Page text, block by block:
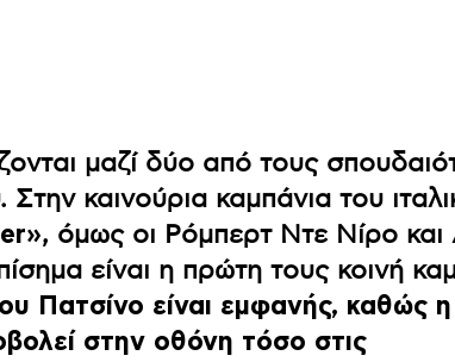
μαζί δύο από τους
καινούρια καμπάνια του
, όμως οι Ρόμπερτ Ντε Νίρο και
είναι η πρώτη τους κοινή
Πατσίνο είναι εμφανής, καθώς η
στην οθόνη τόσο στις